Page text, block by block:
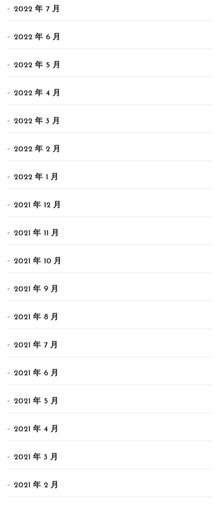
2022 年 7 月
2022 年 6 月
2022 年 5 月
2022 年 4 月
2022 年 3 月
2022 年 2 月
2022 年 1 月
2021 年 12 月
2021 年 11 月
2021 年 10 月
2021 年 9 月
2021 年 8 月
2021 年 7 月
2021 年 6 月
2021 年 5 月
2021 年 4 月
2021 年 3 月
2021 年 2 月